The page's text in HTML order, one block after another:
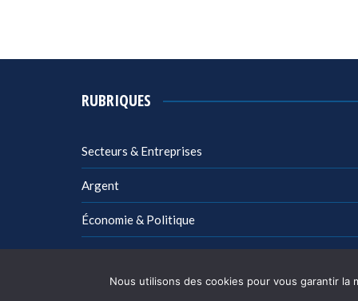
RUBRIQUES
Secteurs & Entreprises
Argent
Économie & Politique
Management
Nous utilisons des cookies pour vous garantir